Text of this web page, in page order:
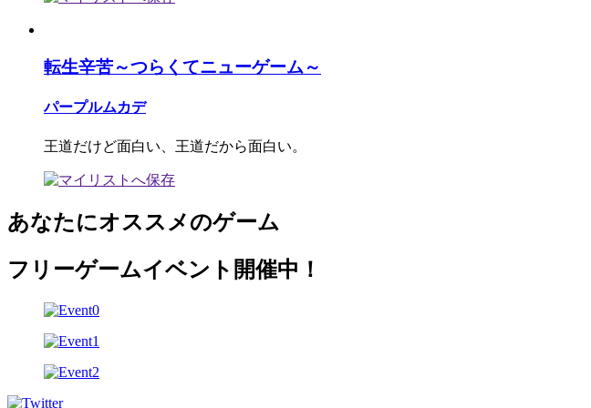
転生辛苦～つらくてニューゲーム～
パープルムカデ
王道だけど面白い、王道だから面白い。
あなたにオススメのゲーム
フリーゲームイベント開催中！